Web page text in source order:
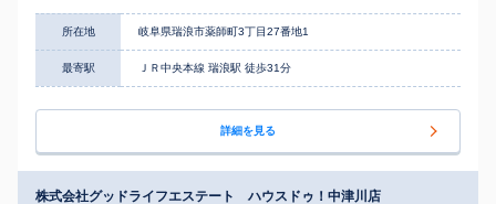
所在地 岐阜県瑞浪市薬師町3丁目27番地1
最寄駅 ＪＲ中央本線 瑞浪駅 徒歩31分
詳細を見る
株式会社グッドライフエステート ハウスドゥ！中津川店